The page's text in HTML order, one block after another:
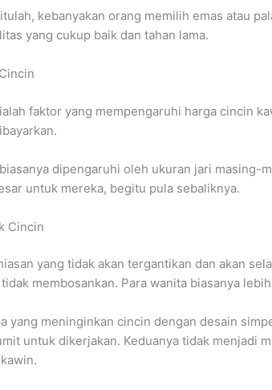
kebanyakan orang memilih emas atau
yang cukup baik dan tahan lama.
faktor yang mempengaruhi harga cincin
dipengaruhi oleh ukuran jari masing-
untuk mereka, begitu pula sebaliknya.
Cincin
yang tidak akan tergantikan dan akan
membosankan. Para wanita biasanya
yang meninginkan cincin dengan desain
untuk dikerjakan. Keduanya tidak menjadi